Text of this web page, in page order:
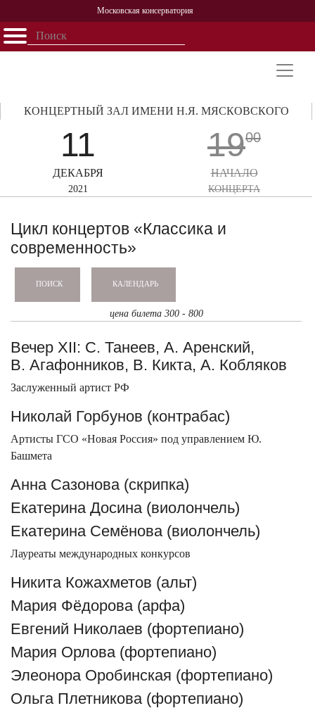
Московская консерватория
Открыть - закрыть
Персоналии
История
11
ДЕКАБРЯ
2021
КОНЦЕРТНЫЙ ЗАЛ ИМЕНИ Н.Я. МЯСКОВСКОГО
1900
НАЧАЛО
КОНЦЕРТА
Цикл концертов «Классика и
современность»
ПОИСК КАЛЕНДАРЬ
цена билета 300 - 800
Вечер XII: С. Танеев, А. Аренский,
В. Агафонников, В. Кикта, А. Кобляков
Заслуженный артист РФ
Николай Горбунов (контрабас)
Артисты ГСО «Новая Россия» под управлением Ю.
Башмета
Анна Сазонова (скрипка)
Екатерина Досина (виолончель)
Екатерина Семёнова (виолончель)
Лауреаты международных конкурсов
Никита Кожахметов (альт)
Мария Фёдорова (арфа)
Евгений Николаев (фортепиано)
Мария Орлова (фортепиано)
Элеонора Оробинская (фортепиано)
Ольга Плетникова (фортепиано)